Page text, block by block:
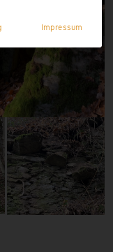
Impressum